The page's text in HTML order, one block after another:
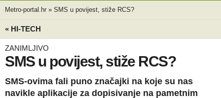
Metro-portal.hr » SMS u povijest, stiže RCS?
« HI-TECH
ZANIMLJIVO
SMS u povijest, stiže RCS?
SMS-ovima fali puno značajki na koje su nas
navikle aplikacije za dopisivanje na pametnim